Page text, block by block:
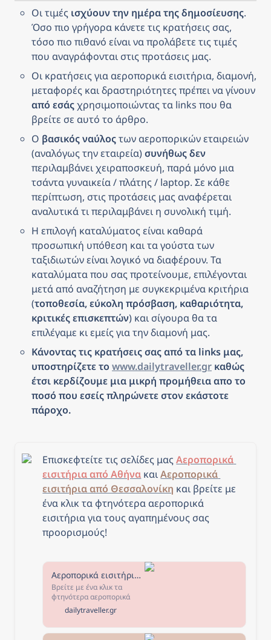
Οι τιμές ισχύουν την ημέρα της δημοσίευσης.
Όσο πιο γρήγορα κάνετε τις κρατήσεις σας,
τόσο πιο πιθανό είναι να προλάβετε τις τιμές
που αναγράφονται στις προτάσεις μας.
Οι κρατήσεις για αεροπορικά εισιτήρια, διαμονή,
από εσάς χρησιμοποιώντας τα links που θα
βρείτε σε αυτό το άρθρο.
Ο βασικός ναύλος των αεροπορικών εταιρειών
(αναλόγως την εταιρεία) συνήθως δεν
περιλαμβάνει χειραποσκευή, παρά μόνο μια
τσάντα γυναικεία / πλάτης / laptop. Σε κάθε
περίπτωση, στις προτάσεις μας αναφέρεται
αναλυτικά τι περιλαμβάνει η συνολική τιμή.
Η επιλογή καταλύματος είναι καθαρά
προσωπική υπόθεση και τα γούστα των
ταξιδιωτών είναι λογικό να διαφέρουν. Τα
καταλύματα που σας προτείνουμε, επιλέγονται
μετά από αναζήτηση με συγκεκριμένα κριτήρια
(τοποθεσία, εύκολη πρόσβαση, καθαριότητα,
κριτικές επισκεπτών) και σίγουρα θα τα
επιλέγαμε κι εμείς για την διαμονή μας.
Κάνοντας τις κρατήσεις σας από τα links μας,
υποστηρίζετε το www.dailytraveller.gr καθώς
έτσι κερδίζουμε μια μικρή προμήθεια απο το
ποσό που εσείς πληρώνετε στον εκάστοτε
πάροχο.
Επισκεφτείτε τις σελίδες μας Αεροπορικά
εισιτήρια από Αθήνα και Αεροπορικά
εισιτήρια από Θεσσαλονίκη και βρείτε με
ένα κλικ τα φτηνότερα αεροπορικά
εισιτήρια για τους αγαπημένους σας
προορισμούς!
Αεροπορικά εισιτήρια από Αθήνα - The Daily Traveller
Βρείτε με ένα κλικ τα
φτηνότερα αεροπορικά
εισιτήρια από Αθήνα για
τους αγαπημένους σας
προορισμούς! Επιλέξτε τον
προορισμό που σας
dailytraveller.gr